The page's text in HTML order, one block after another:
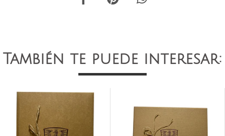
También te puede interesar: